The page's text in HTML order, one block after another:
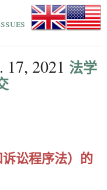
17, 2021 法学
讼程序法）的